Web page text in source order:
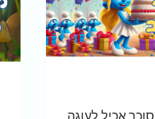
אכיל לעוגה